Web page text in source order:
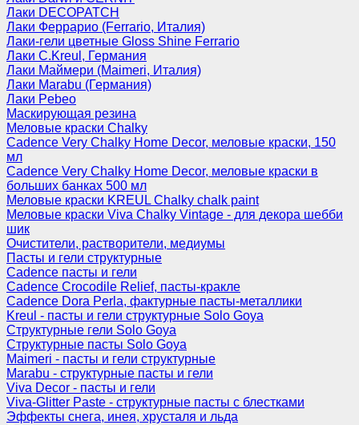
Лаки DECOPATCH
Лаки Феррарио (Ferrario, Италия)
Лаки-гели цветные Gloss Shine Ferrario
Лаки C.Kreul, Германия
Лаки Маймери (Maimeri, Италия)
Лаки Marabu (Германия)
Лаки Pebeo
Маскирующая резина
Меловые краски Chalky
Cadence Very Chalky Home Decor, меловые краски, 150
мл
Cadence Very Chalky Home Decor, меловые краски в
больших банках 500 мл
Меловые краски KREUL Chalky chalk paint
Меловые краски Viva Chalky Vintage - для декора шебби
шик
Очистители, растворители, медиумы
Пасты и гели структурные
Cadence пасты и гели
Cadence Crocodile Relief, пасты-кракле
Cadence Dora Perla, фактурные пасты-металлики
Kreul - пасты и гели структурные Solo Goya
Структурные гели Solo Goya
Структурные пасты Solo Goya
Maimeri - пасты и гели структурные
Marabu - структурные пасты и гели
Viva Decor - пасты и гели
Viva-Glitter Paste - структурные пасты с блестками
Эффекты снега, инея, хрусталя и льда